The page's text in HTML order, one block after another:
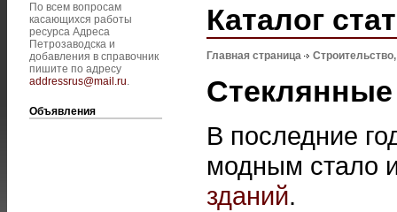
По всем вопросам
касающихся работы
ресурса Адреса
Петрозаводска и
добавления в справочник
пишите по адресу
addressrus@mail.ru.
Объявления
Каталог
Главная страница
В последние
модным стало
зданий.